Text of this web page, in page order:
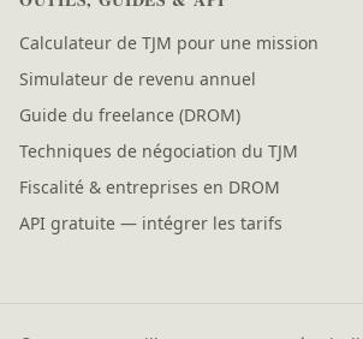
Calculateur de TJM pour une mission
Simulateur de revenu annuel
Guide du freelance (DROM)
Techniques de négociation du TJM
Fiscalité & entreprises en DROM
API gratuite — intégrer les tarifs